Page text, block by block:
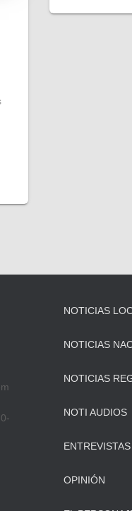
NOTICIAS
NOTICIAS
NOTICIAS
NOTI AUDIOS
ENTREVISTAS
OPINIÓN